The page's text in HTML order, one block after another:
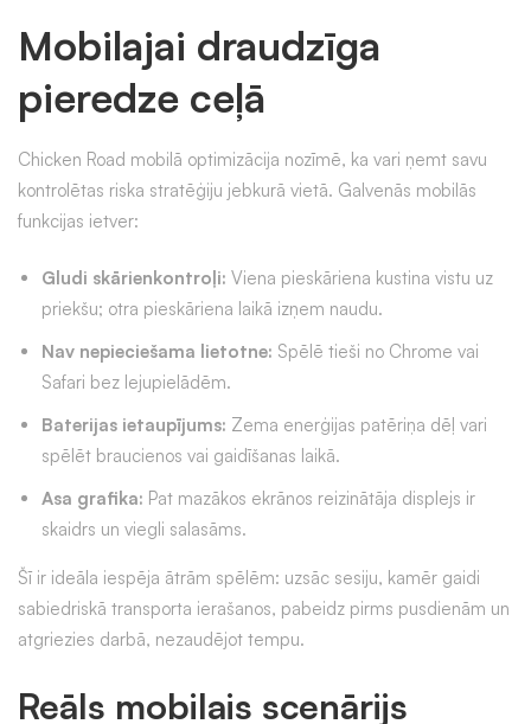
Mobilajai draudzīga
pieredze ceļā
Chicken Road mobilā optimizācija nozīmē, ka vari ņemt savu
kontrolētas riska stratēģiju jebkurā vietā. Galvenās mobilās
funkcijas ietver:
Gludi skārienkontroļi: Viena pieskāriena kustina vistu uz
priekšu; otra pieskāriena laikā izņem naudu.
Nav nepieciešama lietotne: Spēlē tieši no Chrome vai
Safari bez lejupielādēm.
Baterijas ietaupījums: Zema enerģijas patēriņa dēļ vari
spēlēt braucienos vai gaidīšanas laikā.
Asa grafika: Pat mazākos ekrānos reizinātāja displejs ir
skaidrs un viegli salasāms.
Šī ir ideāla iespēja ātrām spēlēm: uzsāc sesiju, kamēr gaidi
sabiedriskā transporta ierašanos, pabeidz pirms pusdienām un
atgriezies darbā, nezaudējot tempu.
Reāls mobilais scenārijs